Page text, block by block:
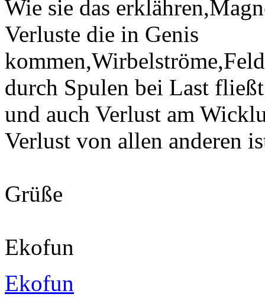
Wie sie das
Verluste die in Genis
durch Spulen bei Last fließt
und auch Verlust am
Verlust von allen anderen
Grüße
Ekofun
Ekofun